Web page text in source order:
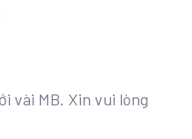
vài MB. Xin vui lòng